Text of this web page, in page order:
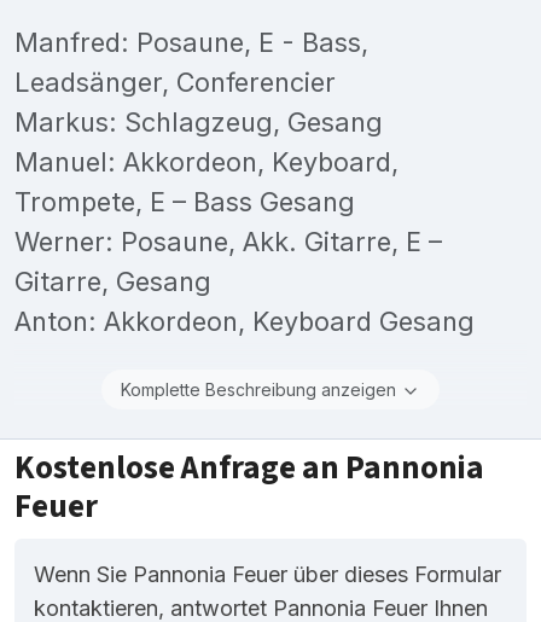
Manfred: Posaune, E - Bass,
Leadsänger, Conferencier
Markus: Schlagzeug, Gesang
Manuel: Akkordeon, Keyboard,
Trompete, E – Bass Gesang
Werner: Posaune, Akk. Gitarre, E –
Gitarre, Gesang
Anton: Akkordeon, Keyboard Gesang
Komplette Beschreibung anzeigen
Kostenlose Anfrage an Pannonia
Feuer
Wenn Sie Pannonia Feuer über dieses Formular
kontaktieren, antwortet Pannonia Feuer Ihnen